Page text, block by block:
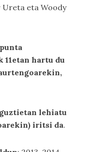
eta Woody
hartu du
lehiatu
iritsi da.